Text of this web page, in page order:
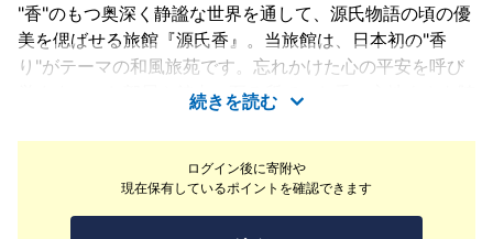
ログイン後に寄附や
現在保有しているポイントを確認できます
"香"のもつ奥深く静謐な世界を通して、源氏物語の頃の優
美を偲ばせる旅館『源氏香』。当旅館は、日本初の"香
り"がテーマの和風旅苑です。忘れかけた心の平安を呼び
覚ます―。お部屋や館内の至る所で、お香の心地よさを随
所に感じていただけます。
続きを読む